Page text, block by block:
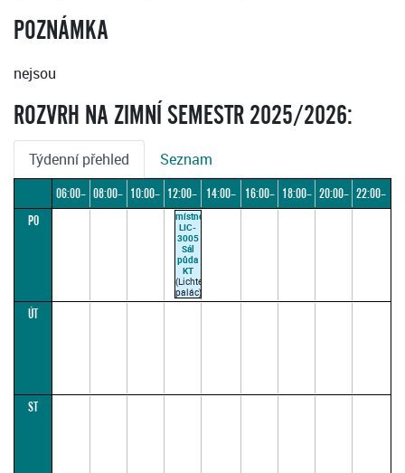
POZNÁMKA
nejsou
ROZVRH NA ZIMNÍ SEMESTR 2025/2026:
Týdenní přehled Seznam
06:00– 08:00– 10:00– 12:00–
14:00
14:00–
16:00– 18:00– 20:00– 22:00–
PO
místnost
LIC-
3005
Sál
půda
KT
(Lichtenštejnský
palác)
VAJDOVÁ
ÚT
ST